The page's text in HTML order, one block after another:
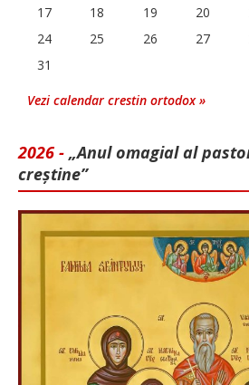
17
18 19 20
24
25 26 27
31
Vezi calendar crestin ortodox »
2026 - „Anul omagial al
creștine”